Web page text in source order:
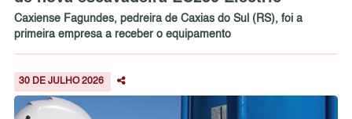
Caxiense Fagundes, pedreira de Caxias do Sul (RS), foi a
primeira empresa a receber o equipamento
30 DE JULHO 2026